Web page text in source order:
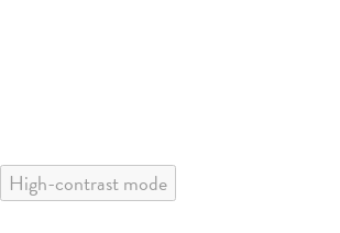
High-contrast mode